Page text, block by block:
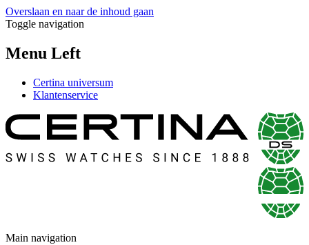
Overslaan en naar de inhoud gaan
Toggle navigation
Menu Left
Certina universum
Klantenservice
Main navigation